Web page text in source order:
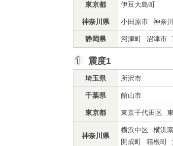
東京都 伊豆大島町
神奈川県 小田原市 神奈
静岡県 河津町 沼津市
震度1
埼玉県 所沢市
千葉県 館山市
東京都 東京千代田区
神奈川県
横浜中区 横浜
開成町
箱根町